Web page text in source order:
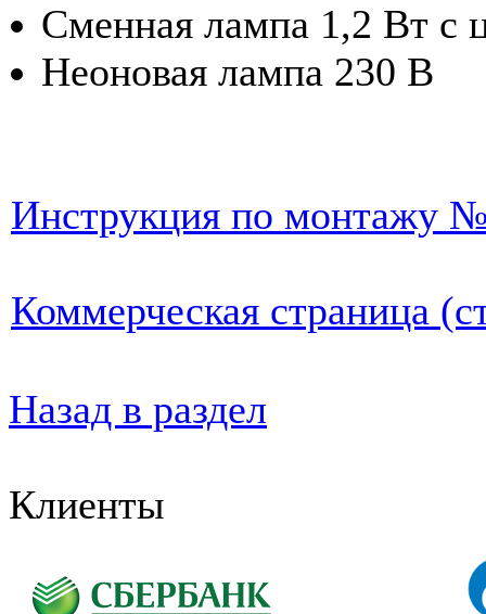
Сменная лампа 1,2 Вт с
Неоновая лампа 230 В
Инструкция по монтажу
Коммерческая страница
Назад в раздел
Клиенты